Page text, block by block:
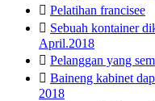
 Pelatihan francisee
 Sebuah kontainer
April.2018
 Pelanggan yang
 Baineng kabinet
2018